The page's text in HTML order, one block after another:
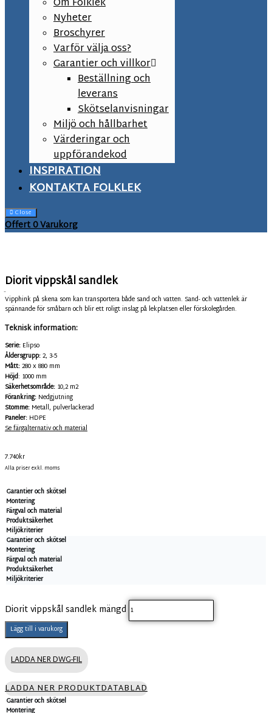
Nyheter
Broschyrer
Varför välja oss?
Garantier och villkor
Beställning och
leverans
Skötselanvisningar
Miljö och hållbarhet
Värderingar och
uppförandekod
INSPIRATION
KONTAKTA FOLKLEK
Close
Offert0Varukorg
Diorit vippskål sandlek
Vipphink på skena som kan transportera både sand och vatten. Sand- och vattenlek är
spännande för småbarn och blir ett roligt inslag på lekplatsen eller förskolegården.
Teknisk information:
Serie: Elipso
Åldersgrupp:2, 3-5
Mått:280 x 880 mm
Höjd: 1000 mm
Säkerhetsområde: 10,2 m2
Förankring: Nedgjutning
Stomme: Metall, pulverlackerad
Paneler: HDPE
Se färgalternativ och material
7.740kr
Alla priser exkl. moms
Garantier och skötsel
Montering
Färgval och material
Produktsäkerhet
Miljökriterier
Garantier och skötsel
Montering
Färgval och material
Produktsäkerhet
Miljökriterier
Diorit vippskål sandlek mängd
Lägg till i varukorg
LADDA NER DWG-FIL
LADDA NER PRODUKTDATABLAD
Garantier och skötsel